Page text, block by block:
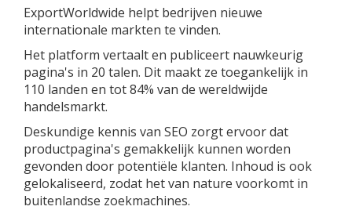
ExportWorldwide helpt bedrijven nieuwe
internationale markten te vinden.
Het platform vertaalt en publiceert nauwkeurig
pagina's in 20 talen. Dit maakt ze toegankelijk in
110 landen en tot 84% van de wereldwijde
handelsmarkt.
Deskundige kennis van SEO zorgt ervoor dat
productpagina's gemakkelijk kunnen worden
gevonden door potentiële klanten. Inhoud is ook
gelokaliseerd, zodat het van nature voorkomt in
buitenlandse zoekmachines.